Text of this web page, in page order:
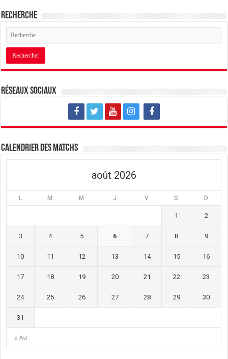
Recherche
Réseaux sociaux
Calendrier des matchs
août 2026
L M M J V S D
« Avr
1 2
3 4 5 6 7 8 9
10 11 12 13 14 15 16
17 18 19 20 21 22 23
24 25 26 27 28 29 30
31